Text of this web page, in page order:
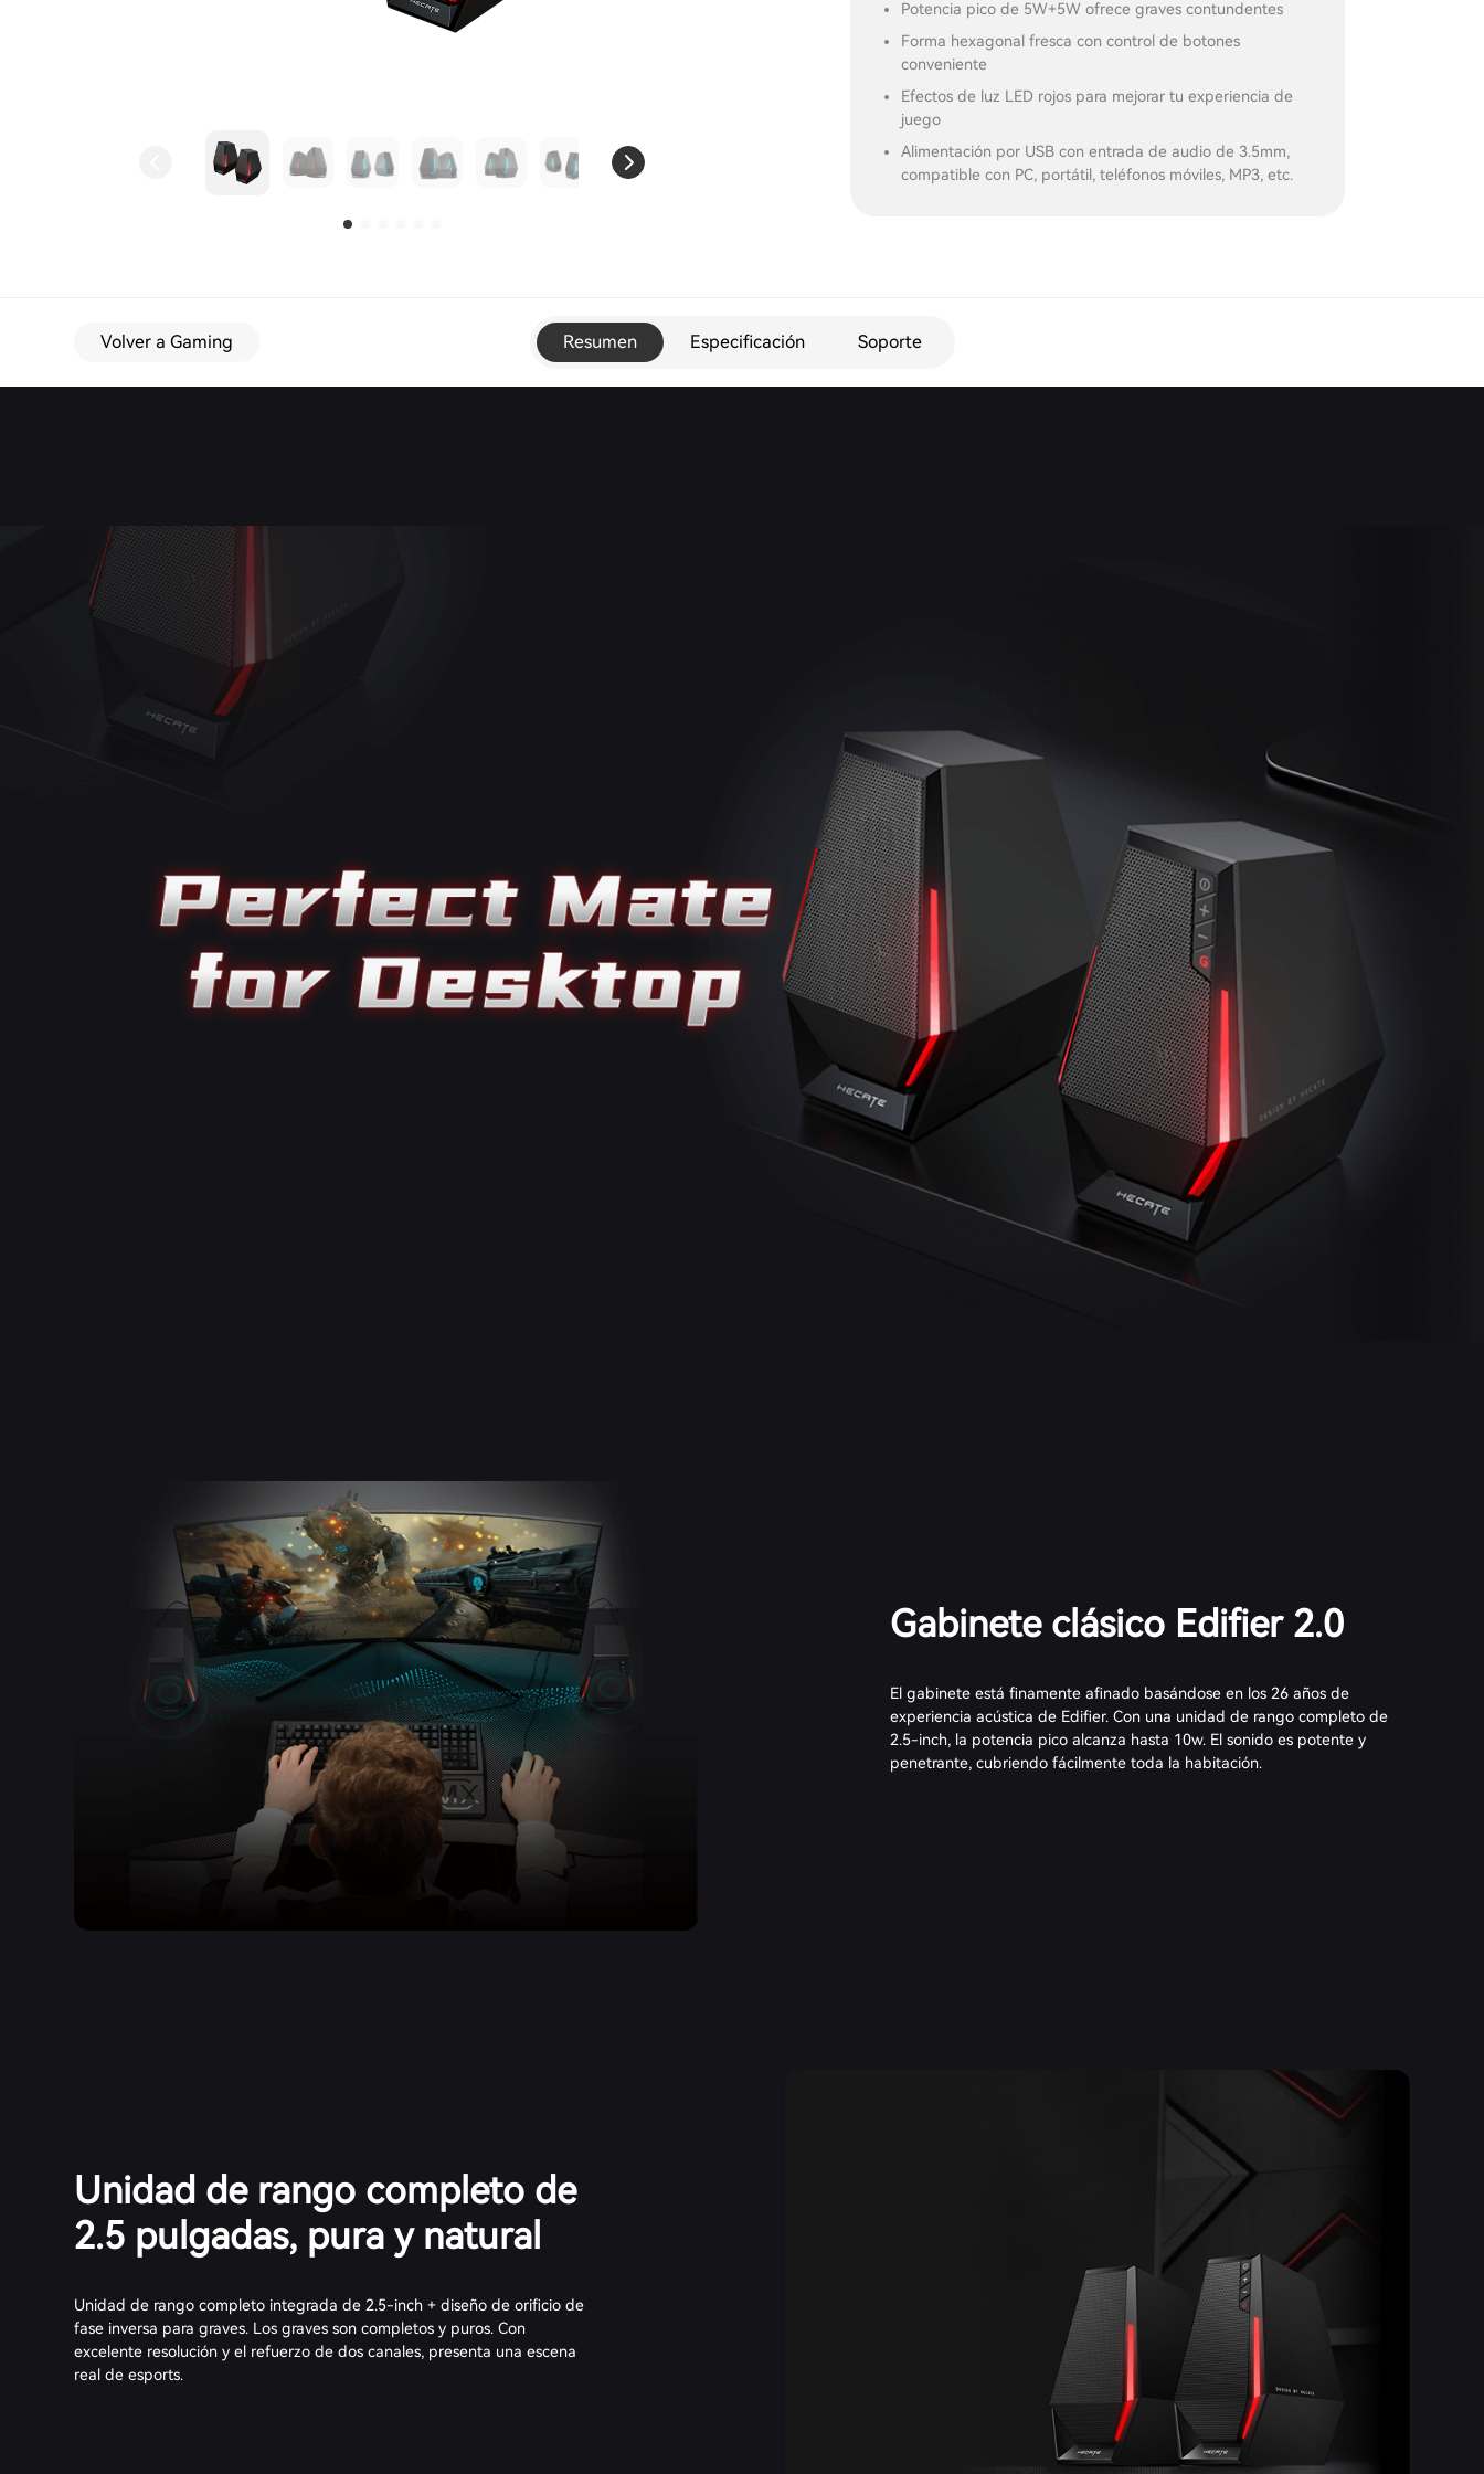
Potencia pico de 5W+5W ofrece graves contundentes
Forma hexagonal fresca con control de botones
conveniente
Efectos de luz LED rojos para mejorar tu experiencia de
juego
Alimentación por USB con entrada de audio de 3.5mm,
compatible con PC, portátil, teléfonos móviles, MP3, etc.
Volver a Gaming Resumen Especificación Soporte
Gabinete clásico Edifier 2.0
El gabinete está finamente afinado basándose en los 26 años de
experiencia acústica de Edifier. Con una unidad de rango completo de
2.5-inch, la potencia pico alcanza hasta 10w. El sonido es potente y
penetrante, cubriendo fácilmente toda la habitación.
Unidad de rango completo de
2.5 pulgadas, pura y natural
Unidad de rango completo integrada de 2.5-inch + diseño de orificio de
fase inversa para graves. Los graves son completos y puros. Con
excelente resolución y el refuerzo de dos canales, presenta una escena
real de esports.